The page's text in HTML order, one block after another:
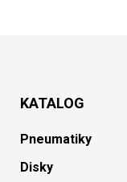
KATALOG
Pneumatiky
Disky